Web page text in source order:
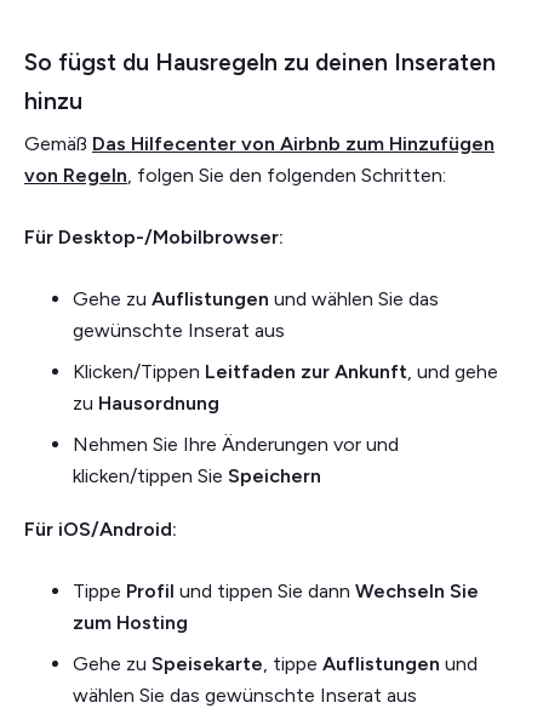
So fügst du Hausregeln zu deinen Inseraten
hinzu
Gemäß Das Hilfecenter von Airbnb zum Hinzufügen
von Regeln , folgen Sie den folgenden Schritten:
Für Desktop-/Mobilbrowser:
Gehe zu Auflistungen und wählen Sie das
gewünschte Inserat aus
Klicken/Tippen Leitfaden zur Ankunft , und gehe
zu Hausordnung
Nehmen Sie Ihre Änderungen vor und
klicken/tippen Sie Speichern
Für iOS/Android:
Tippe Profil und tippen Sie dann Wechseln Sie
zum Hosting
Gehe zu Speisekarte , tippe Auflistungen und
wählen Sie das gewünschte Inserat aus